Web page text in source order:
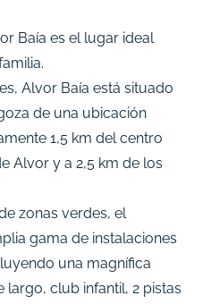
Baía es el lugar ideal
Alvor Baía está situado
de una ubicación
1,5 km del centro
Alvor y a 2,5 km de los
zonas verdes, el
gama de instalaciones
una magnífica
largo, club infantil, 2 pistas